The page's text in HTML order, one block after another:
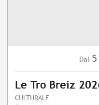
Dal 5
Le Tro Breiz
CULTURALE